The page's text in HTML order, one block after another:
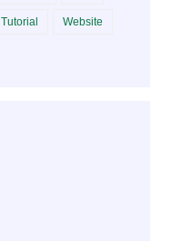
Tutorial Website